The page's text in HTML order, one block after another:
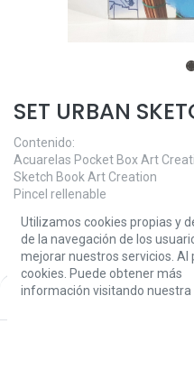
Price:
SET URBAN
Contenido:
Acuarelas Pocket Box Art
Sketch Book Art Creation
Pincel rellenable
Cuaderno cómo hacer Urban
37,00 €
Utilizamos cookies propias y
de la navegación de los
mejorar nuestros servicios.
cookies. Puede obtener más
información visitando nuestra